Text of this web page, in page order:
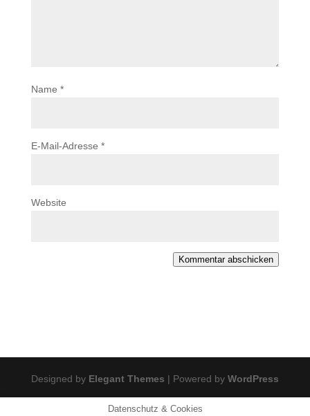
Name *
E-Mail-Adresse *
Website
Kommentar abschicken
Designed by Elegant Themes | Powered by WordPress
Datenschutz & Cookies